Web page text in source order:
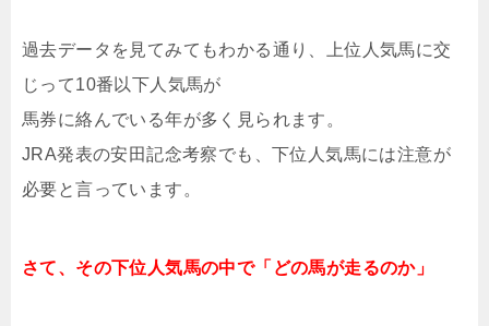
過去データを見てみてもわかる通り、上位人気馬に交
じって10番以下人気馬が
馬券に絡んでいる年が多く見られます。
JRA発表の安田記念考察でも、下位人気馬には注意が
必要と言っています。
さて、その下位人気馬の中で「どの馬が走るのか」